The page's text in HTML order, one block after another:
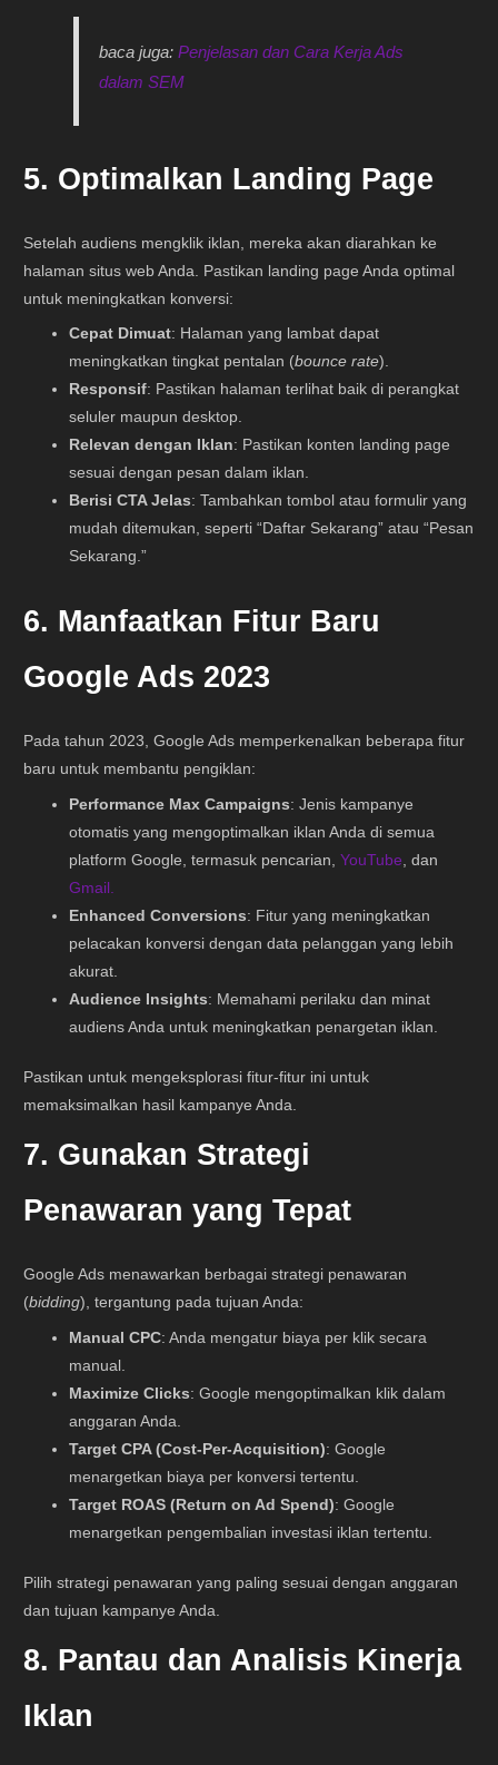
baca juga:Penjelasan dan Cara Kerja Ads
dalam SEM
5. Optimalkan Landing Page
Setelah audiens mengklik iklan, mereka akan diarahkan ke
halaman situs web Anda. Pastikan landing page Anda optimal
untuk meningkatkan konversi:
Cepat Dimuat: Halaman yang lambat dapat
meningkatkan tingkat pentalan (bounce rate).
Responsif: Pastikan halaman terlihat baik di perangkat
seluler maupun desktop.
Relevan dengan Iklan: Pastikan konten landing page
sesuai dengan pesan dalam iklan.
Berisi CTA Jelas: Tambahkan tombol atau formulir yang
mudah ditemukan, seperti “Daftar Sekarang” atau “Pesan
Sekarang.”
6. Manfaatkan Fitur Baru
Google Ads 2023
Pada tahun 2023, Google Ads memperkenalkan beberapa fitur
baru untuk membantu pengiklan:
Performance Max Campaigns: Jenis kampanye
otomatis yang mengoptimalkan iklan Anda di semua
platform Google, termasuk pencarian, YouTube , dan
Gmail.
Enhanced Conversions: Fitur yang meningkatkan
pelacakan konversi dengan data pelanggan yang lebih
akurat.
Audience Insights: Memahami perilaku dan minat
audiens Anda untuk meningkatkan penargetan iklan.
Pastikan untuk mengeksplorasi fitur-fitur ini untuk
memaksimalkan hasil kampanye Anda.
7. Gunakan Strategi
Penawaran yang Tepat
Google Ads menawarkan berbagai strategi penawaran
(bidding), tergantung pada tujuan Anda:
Manual CPC: Anda mengatur biaya per klik secara
manual.
Maximize Clicks: Google mengoptimalkan klik dalam
anggaran Anda.
Target CPA (Cost-Per-Acquisition): Google
menargetkan biaya per konversi tertentu.
Target ROAS (Return on Ad Spend): Google
menargetkan pengembalian investasi iklan tertentu.
Pilih strategi penawaran yang paling sesuai dengan anggaran
dan tujuan kampanye Anda.
8. Pantau dan Analisis Kinerja
Iklan